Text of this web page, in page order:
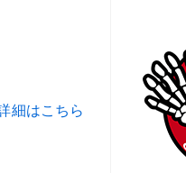
細はこちら